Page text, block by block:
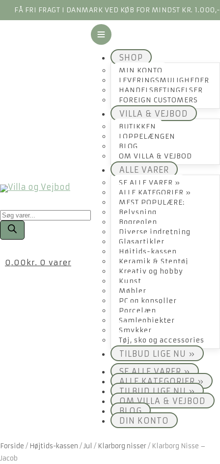
FÅ FRI FRAGT I DANMARK VED KØB FOR MINDST KR. 1.000,-
Products
search
0,00 kr. 0 varer
SHOP
MIN KONTO
LEVERINGSMULIGHEDER
HANDELSBETINGELSER
FOREIGN CUSTOMERS
VILLA & VEJBOD
BUTIKKEN
LOPPELÆNGEN
BLOG
OM VILLA & VEJBOD
ALLE VARER
SE ALLE VARER »
ALLE KATEGORIER »
MEST POPULÆRE:
Belysning
Bogreolen
Diverse indretning
Glasartikler
Højtids-kassen
Keramik & Stentøj
Kreativ og hobby
Kunst
Møbler
PC og konsoller
Porcelæn
Samleobjekter
Smykker
Tøj, sko og accessories
TILBUD LIGE NU »
SE ALLE VARER »
ALLE KATEGORIER »
TILBUD LIGE NU »
OM VILLA & VEJBOD
BLOG
DIN KONTO
Forside / Højtids-kassen /Jul / Klarborg nisser/ Klarborg Nisse –
Jacob